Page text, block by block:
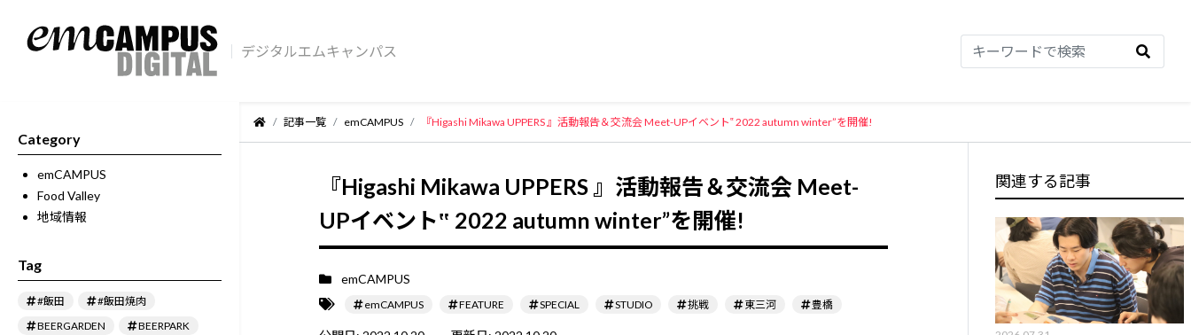
デジタルエムキャンパス
Category
emCAMPUS
Food Valley
地域情報
Tag
#飯田
#飯田焼肉
BEERGARDEN
BEERPARK
記事一覧 emCAMPUS 『Higashi Mikawa UPPERS 』活動報告＆交流会 Meet-UPイベント‟ 2022 autumn winter”を開催!
『Higashi Mikawa UPPERS 』活動報告＆交流会 Meet-
UPイベント‟ 2022 autumn winter”を開催!
emCAMPUS
emCAMPUS FEATURE SPECIAL STUDIO 挑戦 東三河 豊橋
関連する記事